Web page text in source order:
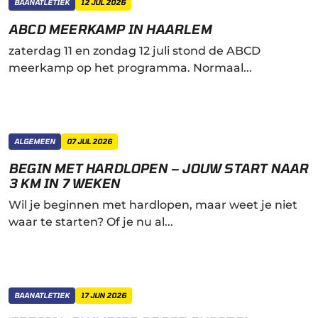
BAANATLETIEK 12 JUL 2026
ABCD MEERKAMP IN HAARLEM
zaterdag 11 en zondag 12 juli stond de ABCD
meerkamp op het programma. Normaal...
ALGEMEEN 07 JUL 2026
BEGIN MET HARDLOPEN – JOUW START NAAR
3 KM IN 7 WEKEN
Wil je beginnen met hardlopen, maar weet je niet
waar te starten? Of je nu al...
BAANATLETIEK 17 JUN 2026